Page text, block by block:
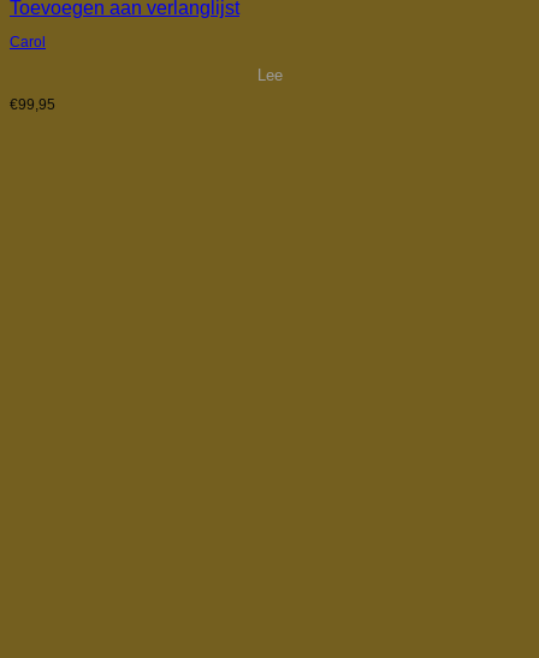
Toevoegen aan verlanglijst
Carol
Lee
€99,95